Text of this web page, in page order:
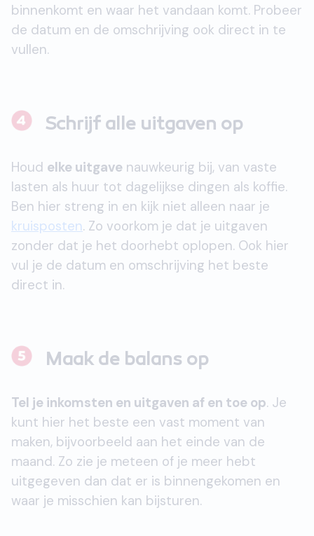
binnenkomt en waar het vandaan komt. Probeer
de datum en de omschrijving ook direct in te
vullen.
Schrijf alle uitgaven op
Houd elke uitgave nauwkeurig bij, van vaste
lasten als huur tot dagelijkse dingen als koffie.
Ben hier streng in en kijk niet alleen naar je
kruisposten. Zo voorkom je dat je uitgaven
zonder dat je het doorhebt oplopen. Ook hier
vul je de datum en omschrijving het beste
direct in.
Maak de balans op
Tel je inkomsten en uitgaven af en toe op. Je
kunt hier het beste een vast moment van
maken, bijvoorbeeld aan het einde van de
maand. Zo zie je meteen of je meer hebt
uitgegeven dan dat er is binnengekomen en
waar je misschien kan bijsturen.